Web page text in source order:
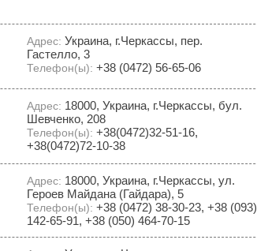
Адрес: Украина, г.Черкассы, пер.
Гастелло, 3
Телефон(ы): +38 (0472) 56-65-06
Адрес: 18000, Украина, г.Черкассы, бул.
Шевченко, 208
Телефон(ы): +38(0472)32-51-16,
+38(0472)72-10-38
Адрес: 18000, Украина, г.Черкассы, ул.
Героев Майдана (Гайдара), 5
Телефон(ы): +38 (0472) 38-30-23, +38 (093)
142-65-91, +38 (050) 464-70-15